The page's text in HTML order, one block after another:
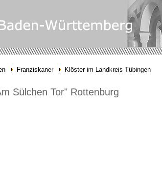
Franziskaner Klöster im Landkreis Tübingen
Sülchen Tor" Rottenburg